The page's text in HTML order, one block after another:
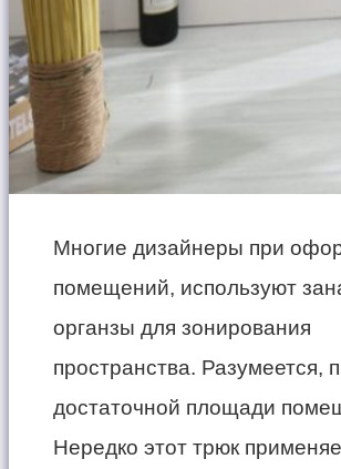
Многие дизайнеры при
помещений, используют
органзы для зонирования
пространства. Разумеется,
достаточной площади
Нередко этот трюк